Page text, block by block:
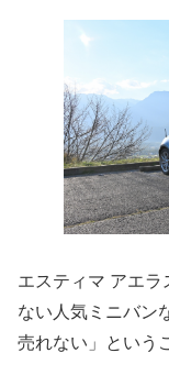
エスティマ アエ
ない人気ミニバン
売れない」という